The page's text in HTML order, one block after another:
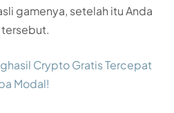
gamenya, setelah itu Anda
Crypto Gratis Tercepat
Modal!